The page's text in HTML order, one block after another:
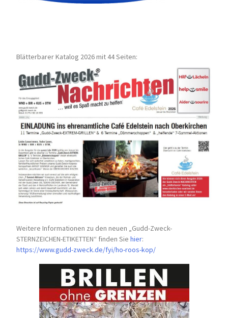
Blätterbarer Katalog 2026 mit 44 Seiten:
Weitere Informationen zu den neuen „Gudd-Zweck-
STERNZEICHEN-ETIKETTEN“ finden Siehier:
https://www.gudd-zweck.de/fyi/ho-roos-kop/